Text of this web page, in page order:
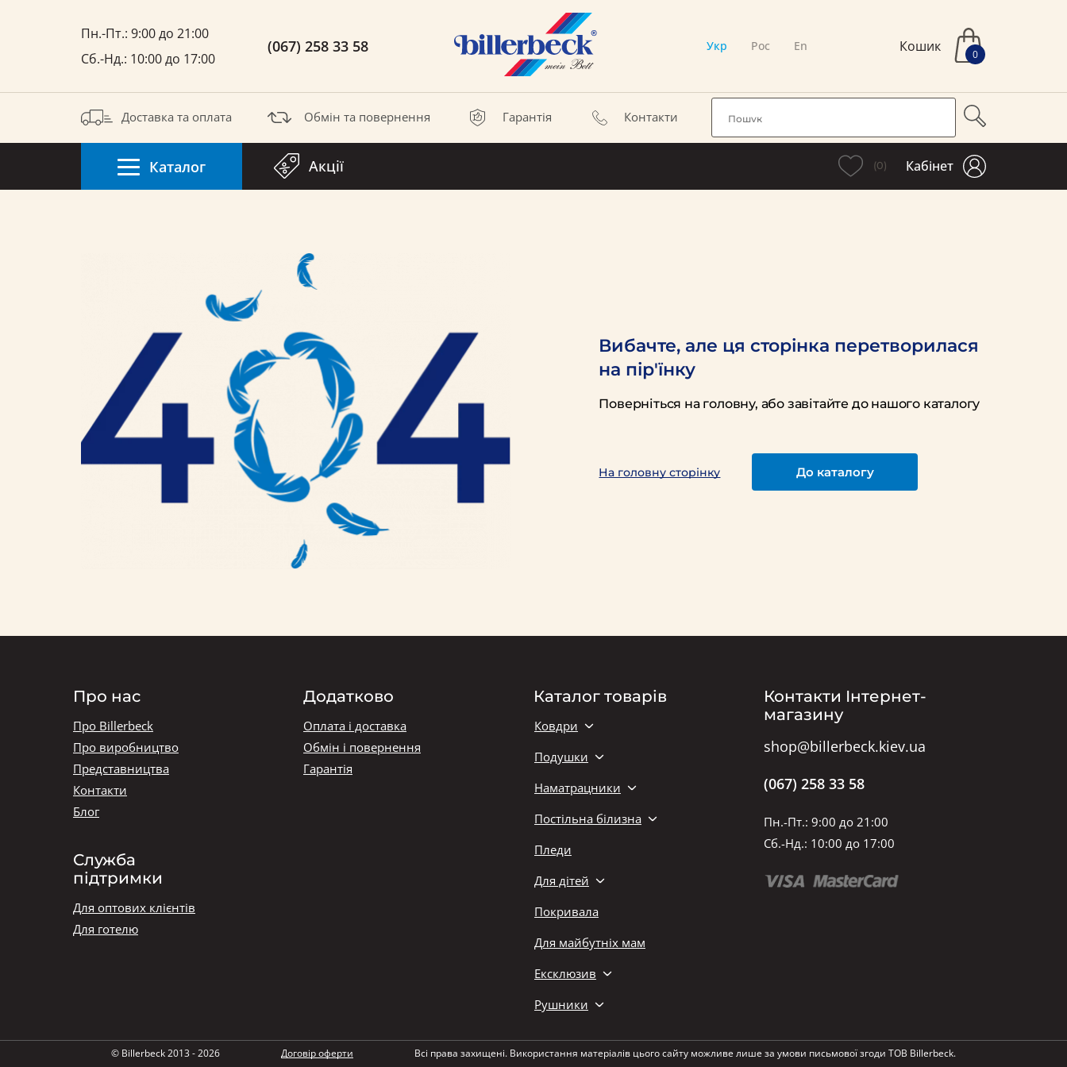
Пн.-Пт.: 9:00 до 21:00
Сб.-Нд.: 10:00 до 17:00
(067) 258 33 58 Укр Рос En Кошик 0
Доставка та оплата Обмін та повернення Гарантія Контакти
Каталог Акції (0) Кабінет
Вибачте, але ця сторінка перетворилася
на пір'їнку
Поверніться на головну, або завітайте до нашого каталогу
До каталогу
На головну сторінку
Каталог товарів
Ковдри
Подушки
Наматрацники
Постільна білизна
Пледи
Для дітей
Покривала
Для майбутніх мам
Ексклюзив
Рушники
Про нас
Про Billerbeck
Про виробництво
Представництва
Контакти
Блог
Служба
підтримки
Для оптових клієнтів
Для готелю
Додатково
Оплата і доставка
Обмін і повернення
Гарантія
Контакти Інтернет-
магазину
shop@billerbeck.kiev.ua
(067) 258 33 58
Пн.-Пт.: 9:00 до 21:00
Сб.-Нд.: 10:00 до 17:00
© Billerbeck 2013 - 2026 Договір оферти Всі права захищені. Використання матеріалів цього сайту можливе лише за умови письмової згоди ТОВ Billerbeck.